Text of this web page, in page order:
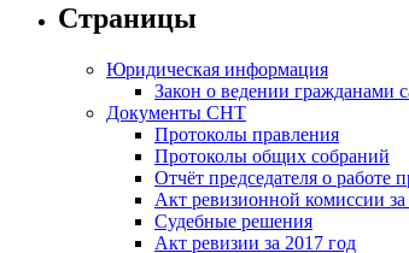
Страницы
Юридическая информация
Закон о ведении гражданами
Документы СНТ
Протоколы правления
Протоколы общих собраний
Отчёт председателя о работе
Акт ревизионной комиссии
Судебные решения
Акт ревизии за 2017 год